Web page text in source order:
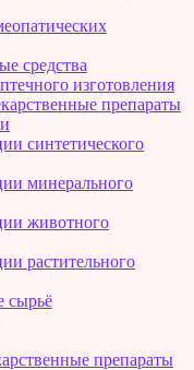
средства
изготовления
препараты
синтетического
минерального
животного
растительного
сырьё
препараты